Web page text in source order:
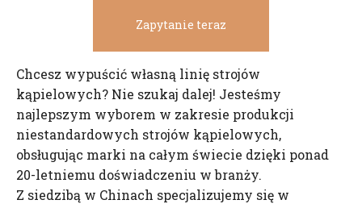
Zapytanie teraz
Chcesz wypuścić własną linię strojów
kąpielowych? Nie szukaj dalej! Jesteśmy
najlepszym wyborem w zakresie produkcji
niestandardowych strojów kąpielowych,
obsługując marki na całym świecie dzięki ponad
20-letniemu doświadczeniu w branży.
Z siedzibą w Chinach specjalizujemy się w